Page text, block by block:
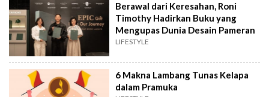
Berawal dari Keresahan, Roni
Timothy Hadirkan Buku yang
Mengupas Dunia Desain Pameran
LIFESTYLE
6 Makna Lambang Tunas Kelapa
dalam Pramuka